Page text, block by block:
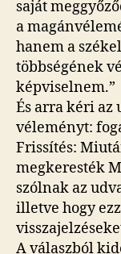
saját
a
hanem a
többségének
képviselnem.”
És arra kéri
véleményt:
Frissítés:
megkeresték
szólnak az
illetve hogy
A válaszból